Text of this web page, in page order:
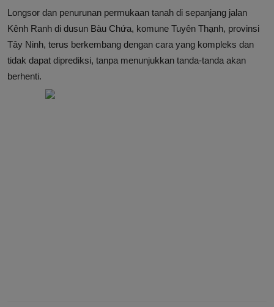
Longsor dan penurunan permukaan tanah di sepanjang jalan
Kênh Ranh di dusun Bàu Chứa, komune Tuyên Thạnh, provinsi
Tây Ninh, terus berkembang dengan cara yang kompleks dan
tidak dapat diprediksi, tanpa menunjukkan tanda-tanda akan
berhenti.